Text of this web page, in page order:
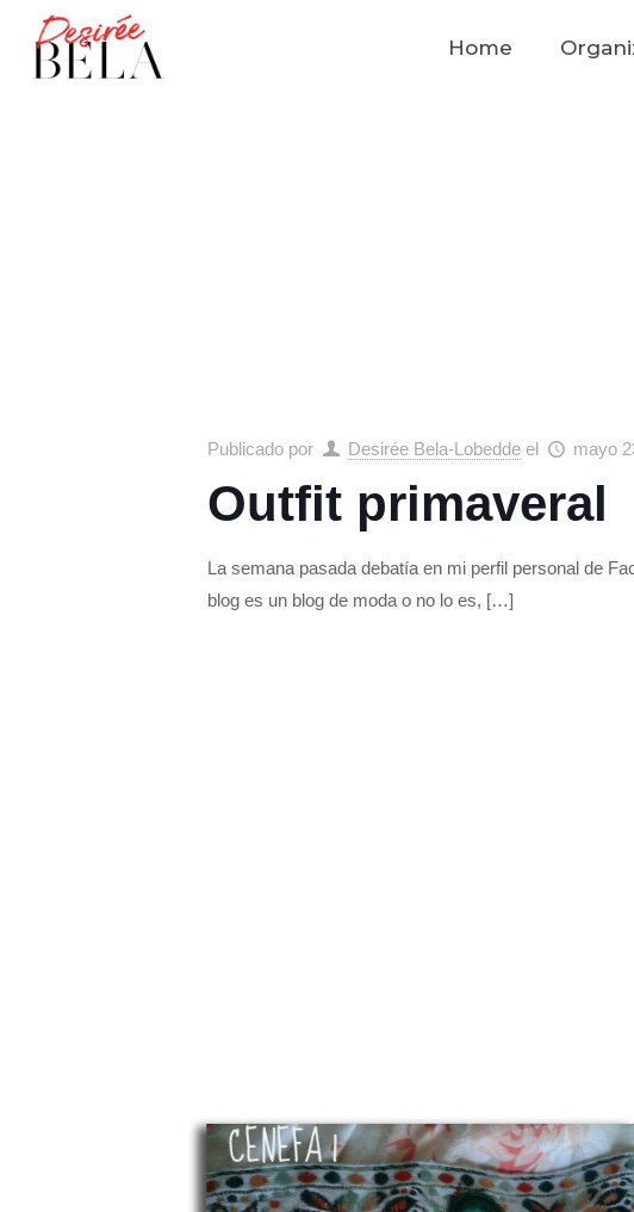
Home
Publicado por Desirée Bela-Lobedde el mayo
Outfit primaveral
La semana pasada debatía en mi perfil personal de
blog es un blog de moda o no lo es, […]